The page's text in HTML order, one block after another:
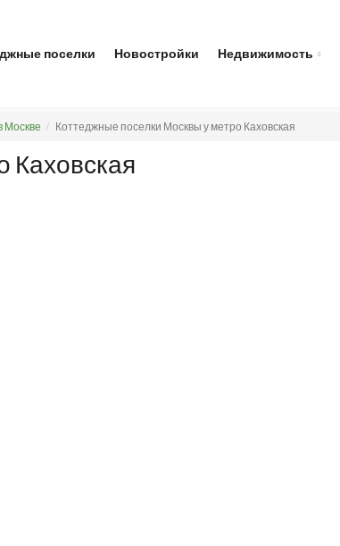
поселки Новостройки Недвижимость
Москве Коттеджные поселки Москвы у метро Каховская
Каховская